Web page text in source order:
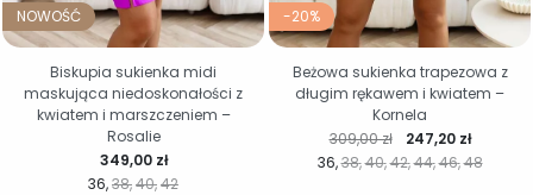
NOWOŚĆ
36 38 40 42
Cena
349,00 zł
Biskupia sukienka midi
maskująca niedoskonałości z
kwiatem i marszczeniem –
Rosalie
-20%
36 38 40 42 44 46 48
Cena regularna
309,00 zł Cena
247,20 zł
Beżowa sukienka trapezowa z
długim rękawem i kwiatem –
Kornela